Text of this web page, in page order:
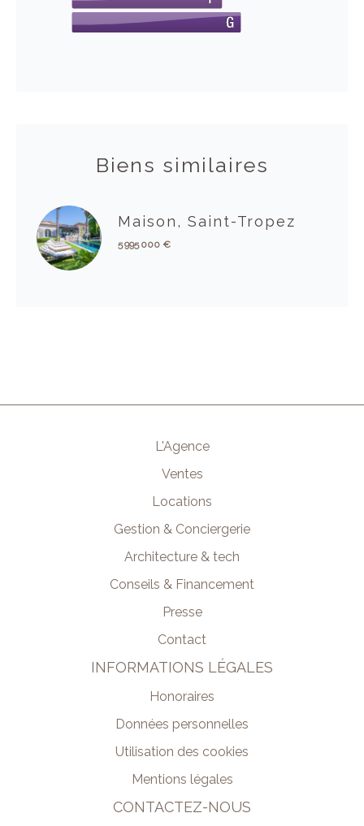
Biens similaires
Maison, Saint-Tropez
5 995 000 €
L'Agence
Ventes
Locations
Gestion & Conciergerie
Architecture & tech
Conseils & Financement
Presse
Contact
INFORMATIONS LÉGALES
Honoraires
Données personnelles
Utilisation des cookies
Mentions légales
CONTACTEZ-NOUS